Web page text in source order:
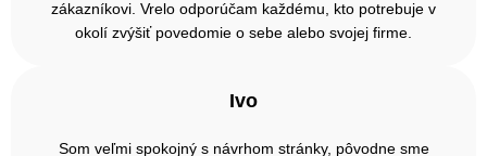
zákazníkovi. Vrelo odporúčam každému, kto potrebuje v
okolí zvýšiť povedomie o sebe alebo svojej firme.
Ivo
Som veľmi spokojný s návrhom stránky, pôvodne sme